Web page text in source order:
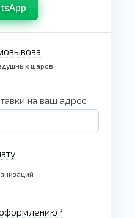
шаров
на ваш адрес